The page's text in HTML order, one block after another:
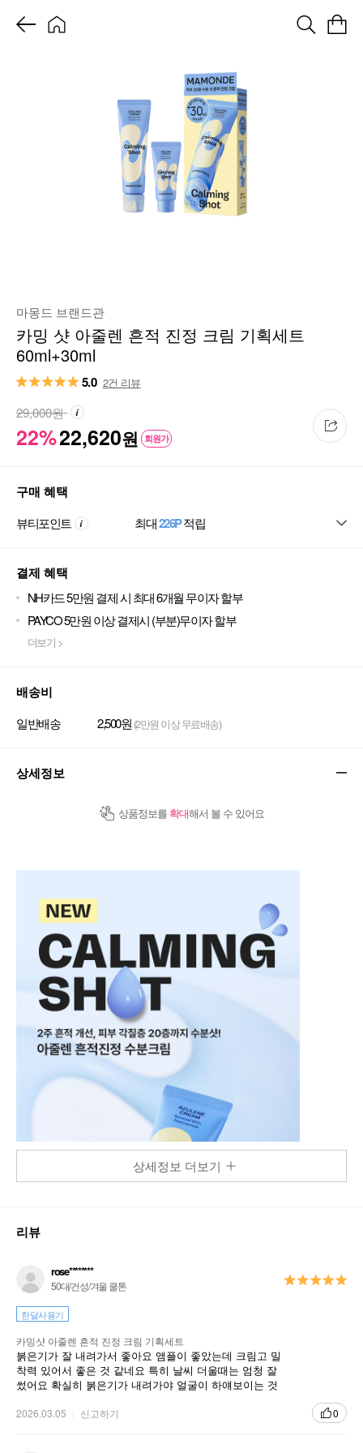
마몽드 브랜드관
카밍 샷 아줄렌 흔적 진정 크림 기획세트
60ml+30ml
5.0 2건 리뷰
22%22,620원 회원가
29,000원
구매 혜택
뷰티포인트 최대226P적립
결제 혜택
NH카드 5만원 결제 시 최대 6개월 무이자 할부
PAYCO 5만원 이상 결제시 (부분)무이자 할부
더보기 >
배송비
일반배송 2,500원 (2만원 이상 무료배송)
상세정보
상품정보를 확대해서 볼 수 있어요
상세정보 더보기
리뷰
rose********
50대/건성/겨울 쿨톤
한달사용기
카밍샷 아줄렌 흔적 진정 크림 기획세트
붉은기가 잘 내려가서 좋아요 앰플이 좋았는데 크림고 밀
착력 있어서 좋은 것 같네요 특히 날씨 더울때는 엄청 잘
썼어요 확실히 붉은기가 내려가야 얼굴이 하얘보이는 것
2026.03.05 신고하기 0